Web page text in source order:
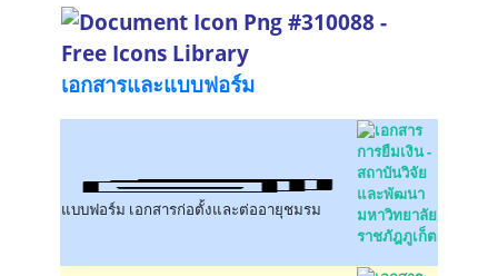
เอกสารและแบบฟอร์ม
แบบฟอร์ม เอกสารก่อตั้งและต่ออายุชมรม